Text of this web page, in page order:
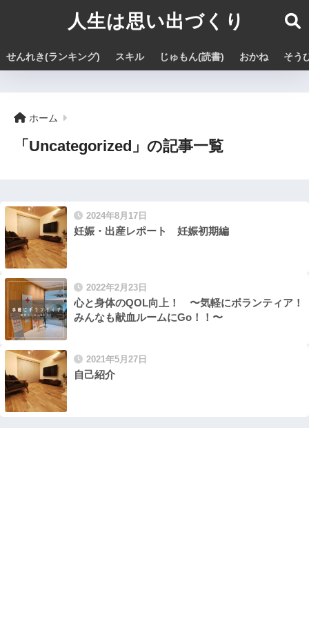
人生は思い出づくり
せんれき(ランキング) スキル じゅもん(読書) おかね そう
ホーム
「Uncategorized」の記事一覧
2024年8月17日
妊娠・出産レポート 妊娠初期編
2022年2月23日
心と身体のQOL向上！ 〜気軽にボランティア！
みんなも献血ルームにGo！！〜
2021年5月27日
自己紹介